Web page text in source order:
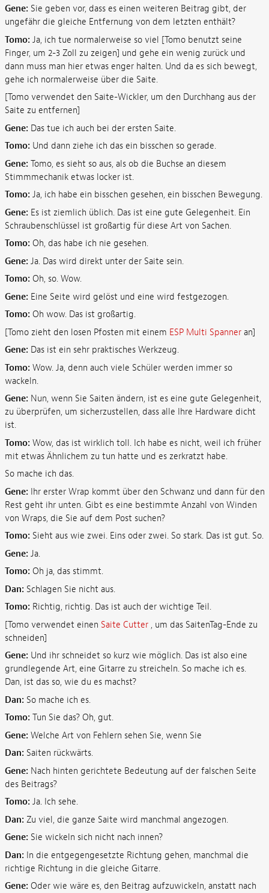
Gene: Sie geben vor, dass es einen weiteren Beitrag gibt, der
ungefähr die gleiche Entfernung von dem letzten enthält?
Tomo: Ja, ich tue normalerweise so viel [Tomo benutzt seine
Finger, um 2-3 Zoll zu zeigen] und gehe ein wenig zurück und
dann muss man hier etwas enger halten. Und da es sich bewegt,
gehe ich normalerweise über die Saite.
[Tomo verwendet den Saite-Wickler, um den Durchhang aus der
Saite zu entfernen]
Gene: Das tue ich auch bei der ersten Saite.
Tomo: Und dann ziehe ich das ein bisschen so gerade.
Gene: Tomo, es sieht so aus, als ob die Buchse an diesem
Stimmmechanik etwas locker ist.
Tomo: Ja, ich habe ein bisschen gesehen, ein bisschen Bewegung.
Gene: Es ist ziemlich üblich. Das ist eine gute Gelegenheit. Ein
Schraubenschlüssel ist großartig für diese Art von Sachen.
Tomo: Oh, das habe ich nie gesehen.
Gene: Ja. Das wird direkt unter der Saite sein.
Tomo: Oh, so. Wow.
Gene: Eine Seite wird gelöst und eine wird festgezogen.
Tomo: Oh wow. Das ist großartig.
[Tomo zieht den losen Pfosten mit einem ESP Multi Spanneran]
Gene: Das ist ein sehr praktisches Werkzeug.
Tomo: Wow. Ja, denn auch viele Schüler werden immer so
wackeln.
Gene: Nun, wenn Sie Saiten ändern, ist es eine gute Gelegenheit,
zu überprüfen, um sicherzustellen, dass alle Ihre Hardware dicht
ist.
Tomo: Wow, das ist wirklich toll. Ich habe es nicht, weil ich früher
mit etwas Ähnlichem zu tun hatte und es zerkratzt habe.
So mache ich das.
Gene: Ihr erster Wrap kommt über den Schwanz und dann für den
Rest geht ihr unten. Gibt es eine bestimmte Anzahl von Winden
von Wraps, die Sie auf dem Post suchen?
Tomo: Sieht aus wie zwei. Eins oder zwei. So stark. Das ist gut. So.
Gene: Ja.
Tomo: Oh ja, das stimmt.
Dan: Schlagen Sie nicht aus.
Tomo: Richtig, richtig. Das ist auch der wichtige Teil.
[Tomo verwendet einen Saite Cutter, um das SaitenTag-Ende zu
schneiden]
Gene: Und ihr schneidet so kurz wie möglich. Das ist also eine
grundlegende Art, eine Gitarre zu streicheln. So mache ich es.
Dan, ist das so, wie du es machst?
Dan: So mache ich es.
Tomo: Tun Sie das? Oh, gut.
Gene: Welche Art von Fehlern sehen Sie, wenn Sie
Dan: Saiten rückwärts.
Gene: Nach hinten gerichtete Bedeutung auf der falschen Seite
des Beitrags?
Tomo: Ja. Ich sehe.
Dan: Zu viel, die ganze Saite wird manchmal angezogen.
Gene: Sie wickeln sich nicht nach innen?
Dan: In die entgegengesetzte Richtung gehen, manchmal die
richtige Richtung in die gleiche Gitarre.
Gene: Oder wie wäre es, den Beitrag aufzuwickeln, anstatt nach